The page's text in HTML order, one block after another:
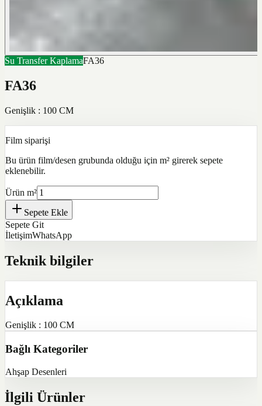
Su Transfer KaplamaFA36
FA36
Genişlik : 100 CM
Film siparişi
Bu ürün film/desen grubunda olduğu için m² girerek sepete
eklenebilir.
Ürün m²
Sepete Ekle
Sepete Git
İletişimWhatsApp
Teknik bilgiler
Açıklama
Genişlik : 100 CM
Bağlı Kategoriler
Ahşap Desenleri
İlgili Ürünler